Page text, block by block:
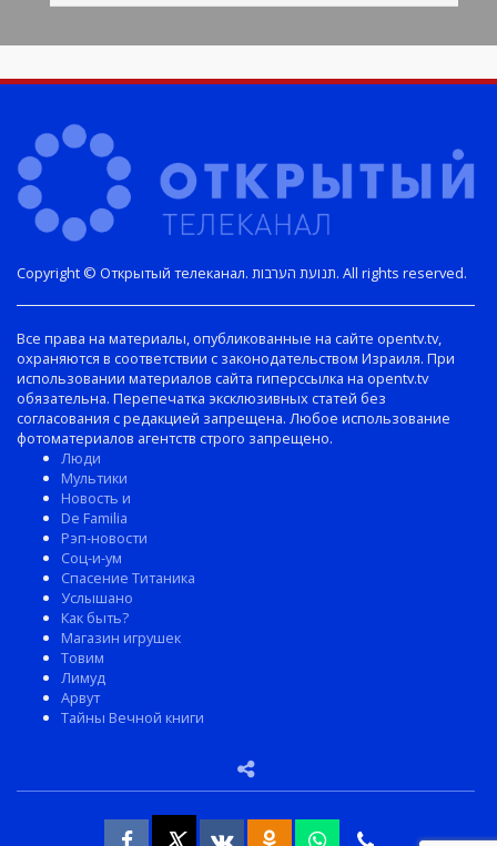
Copyright © Открытый телеканал. תנועת הערבות. All rights reserved.
Все права на материалы, опубликованные на сайте opentv.tv,
охраняются в соответствии с законодательством Израиля. При
использовании материалов сайта гиперссылка на opentv.tv
обязательна. Перепечатка эксклюзивных статей без
согласования с редакцией запрещена. Любое использование
фотоматериалов агентств строго запрещено.
Люди
Мультики
Новость и
De Familia
Рэп-новости
Соц-и-ум
Спасение Титаника
Услышано
Как быть?
Магазин игрушек
Товим
Лимуд
Арвут
Тайны Вечной книги